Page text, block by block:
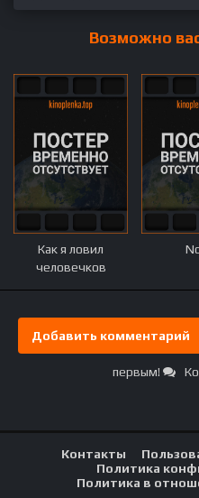
Возможно
Как я ловил
человечков
Добавить комментарий
первым!
Контакты
Политика
Политика в